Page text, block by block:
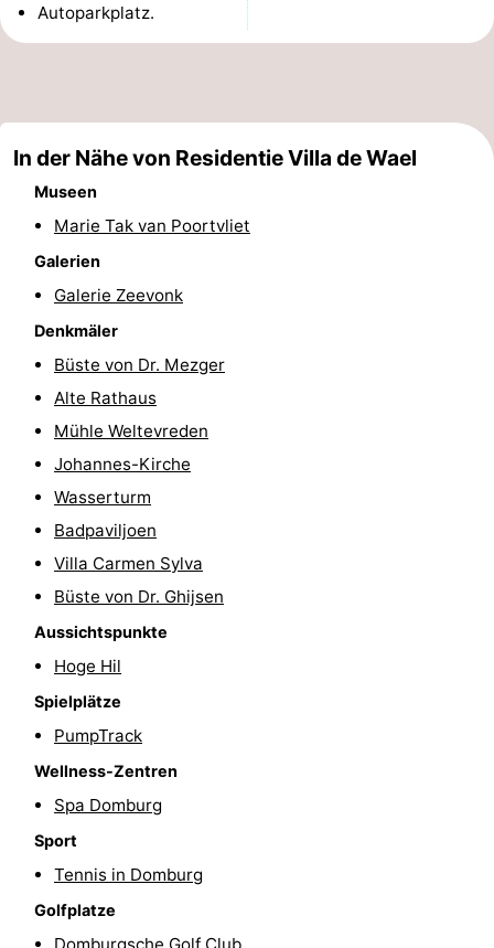
&
-
Mühlen
Leuchtturme
Aussichtspunkte
Attraktionen
Indoor-
Minigolfplätze
Wellness-
Zentren
Natur
Führungen
Sport
Schwimmbader
Radfahren
Autoparkplatz.
In der Nähe von Residentie Villa de Wael
Museen
Marie Tak van Poortvliet
Galerien
Galerie Zeevonk
Denkmäler
Büste von Dr. Mezger
Alte Rathaus
Mühle Weltevreden
Johannes-Kirche
Wasserturm
Badpaviljoen
Villa Carmen Sylva
Büste von Dr. Ghijsen
Aussichtspunkte
Hoge Hil
Spielplätze
PumpTrack
Wellness-Zentren
Spa Domburg
Sport
Tennis in Domburg
Golfplatze